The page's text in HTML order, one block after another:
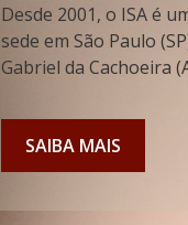
Desde 2001, o ISA é
sede em São Paulo
Gabriel da Cachoeira
SAIBA MAIS